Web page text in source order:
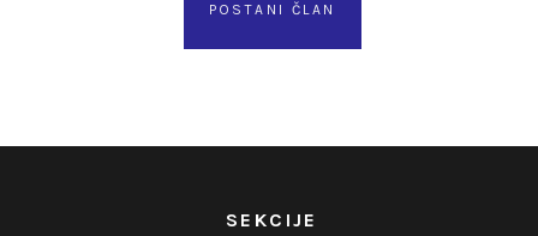
POSTANI ČLAN
SEKCIJE